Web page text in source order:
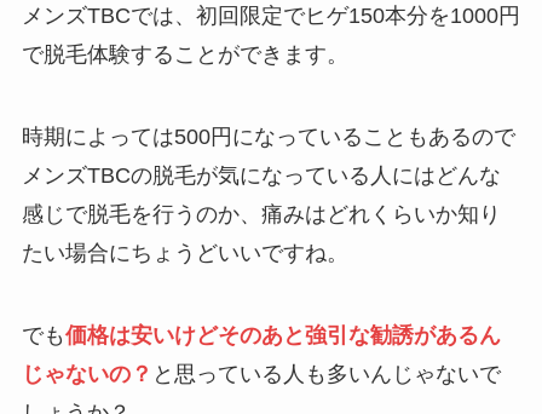
メンズTBCでは、初回限定でヒゲ150本分を1000円
で脱毛体験することができます。
時期によっては500円になっていることもあるので
メンズTBCの脱毛が気になっている人にはどんな
感じで脱毛を行うのか、痛みはどれくらいか知り
たい場合にちょうどいいですね。
でも価格は安いけどそのあと強引な勧誘があるん
じゃないの？ と思っている人も多いんじゃないで